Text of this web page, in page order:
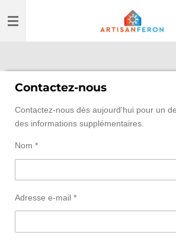
au
Contactez-nous
Contactez-nous dès aujourd'hui pour un
des informations supplémentaires.
Nom *
Adresse e-mail *